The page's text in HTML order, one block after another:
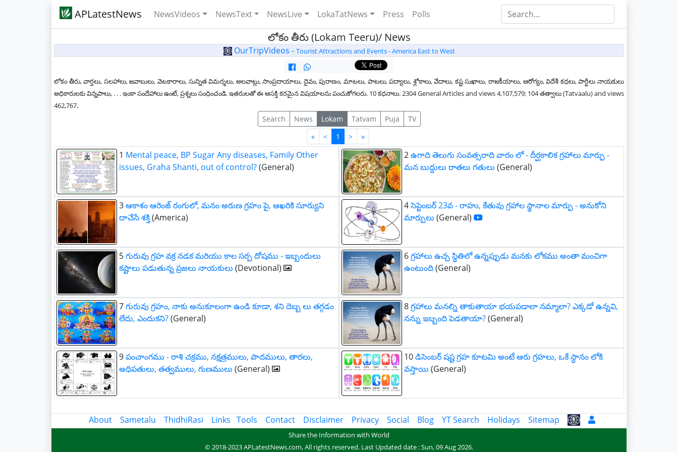
APLatestNews NewsVideos NewsText NewsLive LokaTatNews Press Polls
లోకం తీరు (Lokam Teeru)/ News
OurTripVideos - Tourist Attractions and Events - America East to West
లోకం తీరు, వార్తలు, సలహాలు, జవాబులు, వెటకారాలు, సున్నిత విమర్శలు, అలవాట్లు, సాంప్రదాయాలు, దైవం, పురాణం, మాటలు, పాటలు, పద్యాలు, శ్లోకాలు, వేదాలు, కష్ట సుఖాలు, రాజకీయాలు, ఆరోగ్యం, విదేశీ కధలు, పార్టీలు నాయకులు
అధికారులకు విన్నపాలు, . . . ఇంకా సందేహాలు ఉంటే, ప్రశ్నలు సంధించండి. ఇతరులతో ఈ ఆసక్తి కరమైన విషయాలను పంచుకోగలరు. 10 కధనాలు. 2304 General Articles and views 4,107,579; 104 తత్వాలు (Tatvaalu) and views
462,767.
Search News Lokam Tatvam Puja
TV
«First
< 1 > »Last
1 Mental peace, BP Sugar Any diseases, Family Other
issues, Graha Shanti, out of control?(General)
2ఉగాది తెలుగు సంవత్సరాది వారం లో - దీర్ఘకాలిక గ్రహాలు మార్పు -
మన బుద్దులు రాతలు గతులు (General)
3ఆకాశం ఆరెంజ్ రంగులో, మనం అరుణ గ్రహం పై, ఆఖరికి సూర్యుని
దాచేసే శక్తి(America)
4సెప్టెంబర్ 23వ - రాహు, కేతువు గ్రహాల స్థానాల మార్పు - అనుకోని
మార్పులు (General)
5గురువు గ్రహ వక్ర నడక మరియు కాల సర్ప దోషము - ఇబ్బందులు
కష్టాలు పడుతున్న ప్రజలు నాయకులు (Devotional)
6గ్రహాలు ఉచ్చ స్థితిలో ఉన్నప్పుడు మనకు లోకము అంతా మంచిగా
ఉంటుంది(General)
7గురువు గ్రహం, నాకు అనుకూలంగా ఉండి కూడా, శని దెబ్బ లు తగ్గడం
లేదు, ఎందుకని?(General)
8గ్రహాలు మనల్ని తాకుతాయా భయపడాలా నమ్మాలా? ఎక్కడో ఉన్నవి,
నన్ను ఇబ్బంది పెడతాయా?(General)
9పంచాంగము - రాశి చక్రము, నక్షత్రములు, పాదములు, తారలు,
అధిపతులు, తత్వములు, గుణములు (General)
10డిసెంబర్ షష్ట గ్రహ కూటమి అంటే ఆరు గ్రహలు, ఒకే స్ధానం లోకి
వస్తాయి (General)
About Sametalu ThidhiRasi Links Tools Contact Disclaimer Privacy Social Blog YT Search Holidays Sitemap
Share the Information with World
© 2018-2023 APLatestNews.com, All rights reserved. Last Updated date : Sun, 09 Aug 2026.